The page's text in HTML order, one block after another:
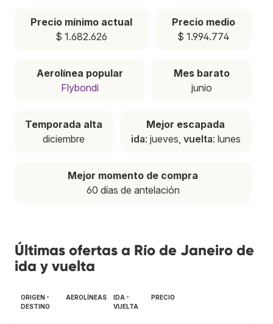
Precio mínimo actual
$ 1.682.626
Precio medio
$ 1.994.774
Aerolínea popular
Flybondi
Mes barato
junio
Temporada alta
diciembre
Mejor escapada
ida: jueves, vuelta: lunes
Mejor momento de compra
60 días de antelación
Últimas ofertas a Río de Janeiro de
ida y vuelta
ORIGEN -
DESTINO
AEROLÍNEAS
IDA -
VUELTA
PRECIO